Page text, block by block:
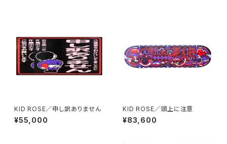
KID ROSE／申し訳ありません
¥55,000
KID ROSE／頭上に注意
¥83,600